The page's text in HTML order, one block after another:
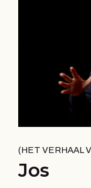
HET VERHAAL
Jos